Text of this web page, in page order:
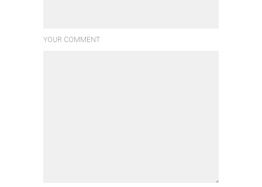
YOUR COMMENT